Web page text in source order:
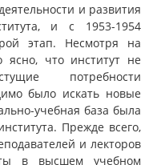
и развития
и с 1953-1954
этап. Несмотря на
ясно, что институт не
потребности
было искать новые
учебная база была
Прежде всего,
и лекторов
в высшем учебном